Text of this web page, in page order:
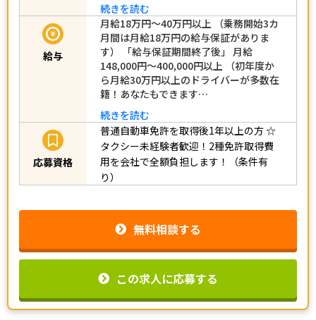
続きを読む
給与
月給18万円～40万円以上 （乗務開始3カ
月間は月給18万円の給与保証がありま
す） 「給与保証期間終了後」 月給
148,000円～400,000円以上 （初年度か
ら月給30万円以上のドライバーが多数在
籍！あなたもできます…
続きを読む
応募資格
普通自動車免許を取得後1年以上の方☆
タクシー未経験者歓迎！2種免許取得費
用を会社で全額負担します！（条件有
り）
無料相談する
この求人に応募する